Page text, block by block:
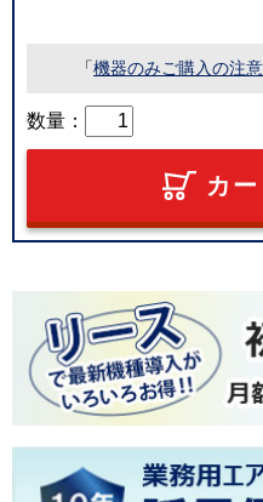
「機器のみご購入の注
数量：
カ